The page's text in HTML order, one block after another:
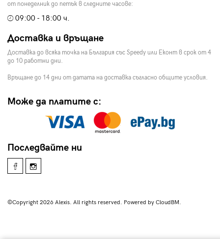
от понеделник до петък в следните часове:
09:00 - 18:00 ч.
Доставка и връщане
Доставка до всяка точка на България със Speedy или Еконт в срок от 4
до 10 работни дни.
Връщане до 14 дни от датата на доставка съгласно общите условия.
Може да платите с:
Последвайте ни
©Copyright 2026 Alexis. All rights reserved. Powered by CloudBM.